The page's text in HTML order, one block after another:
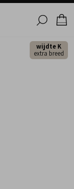
wijdte K
extra breed